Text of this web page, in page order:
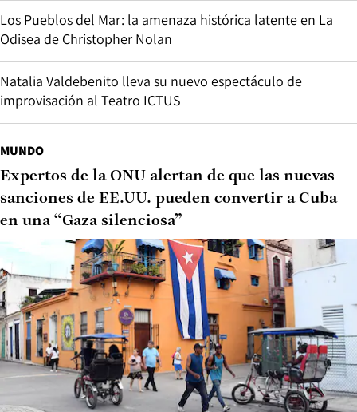
Los Pueblos del Mar: la amenaza histórica latente en La
Odisea de Christopher Nolan
Natalia Valdebenito lleva su nuevo espectáculo de
improvisación al Teatro ICTUS
MUNDO
Expertos de la ONU alertan de que las nuevas
sanciones de EE.UU. pueden convertir a Cuba
en una “Gaza silenciosa”